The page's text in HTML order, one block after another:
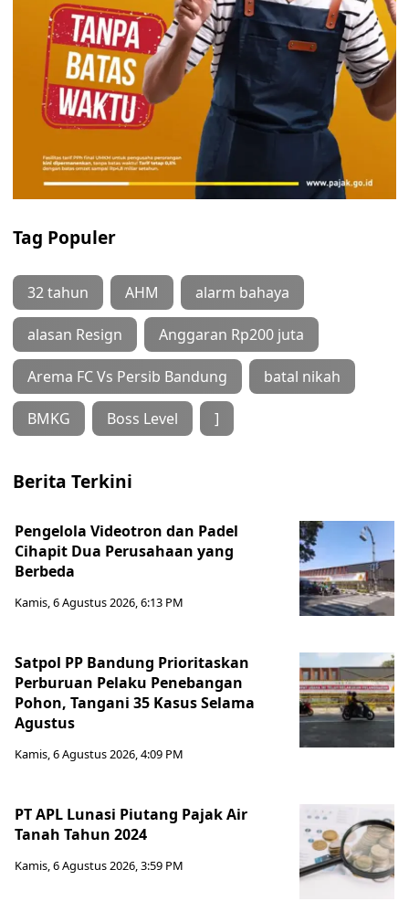
Tag Populer
32 tahun AHM alarm bahaya
alasan Resign Anggaran Rp200 juta
Arema FC Vs Persib Bandung batal nikah
BMKG Boss Level ]
Berita Terkini
Pengelola Videotron dan Padel
Cihapit Dua Perusahaan yang
Berbeda
Kamis, 6 Agustus 2026, 6:13 PM
Satpol PP Bandung Prioritaskan
Perburuan Pelaku Penebangan
Pohon, Tangani 35 Kasus Selama
Agustus
Kamis, 6 Agustus 2026, 4:09 PM
PT APL Lunasi Piutang Pajak Air
Tanah Tahun 2024
Kamis, 6 Agustus 2026, 3:59 PM